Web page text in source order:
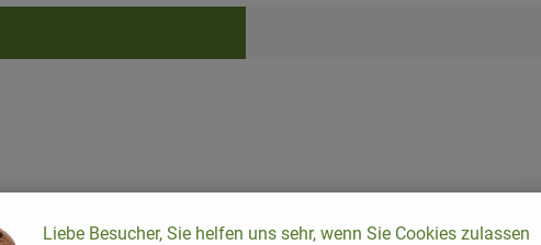
Recettes
Liebe Besucher, Sie helfen uns sehr, wenn Sie Cookies zulassen